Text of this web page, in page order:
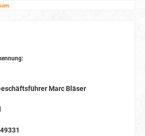
Marc Bläser